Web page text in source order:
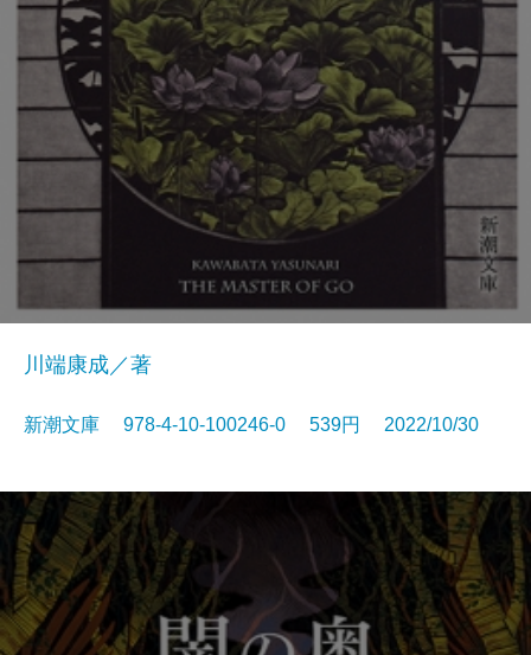
川端康成／著
新潮文庫 978-4-10-100246-0 539円 2022/10/30